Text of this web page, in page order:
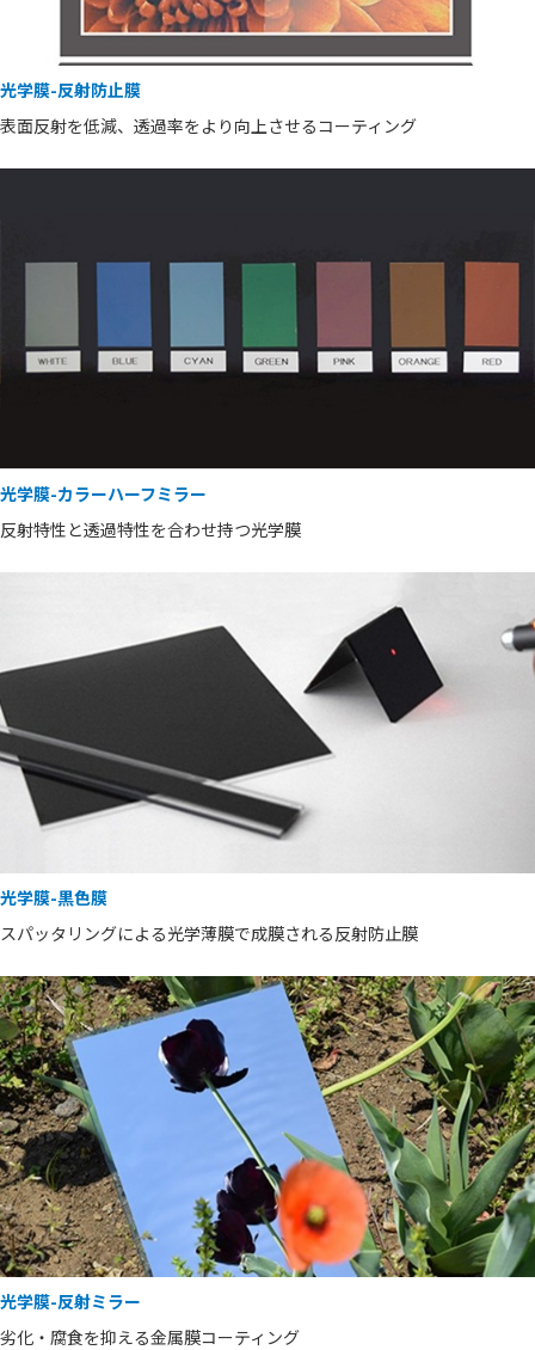
光学膜-反射防止膜
表面反射を低減、透過率をより向上させるコーティング
光学膜-カラーハーフミラー
反射特性と透過特性を合わせ持つ光学膜
光学膜-黒色膜
スパッタリングによる光学薄膜で成膜される反射防止膜
光学膜-反射ミラー
劣化・腐食を抑える金属膜コーティング